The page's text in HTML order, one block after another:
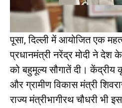
पूसा, दिल्ली में आयोजित एक
प्रधानमंत्री नरेंद्र मोदी ने देश
को बहुमूल्य सौगातें दी। केंद्रीय
और ग्रामीण विकास मंत्री
राज्य मंत्रीभागीरथ चौधरी भी